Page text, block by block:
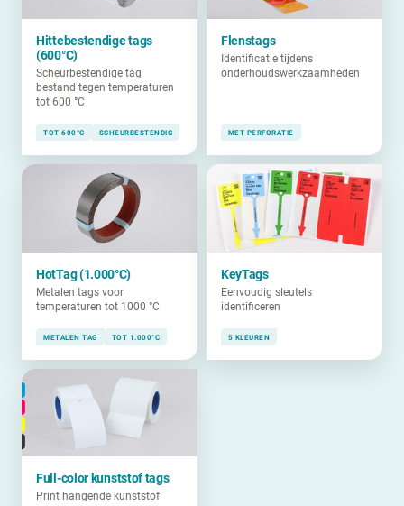
Hittebestendige tags
(600°C)
Scheurbestendige tag
bestand tegen temperaturen
tot 600 °C
TOT 600°C SCHEURBESTENDIG
Flenstags
Identificatie tijdens
onderhoudswerkzaamheden
MET PERFORATIE
HotTag (1.000°C)
Metalen tags voor
temperaturen tot 1000 °C
METALEN TAG TOT 1.000°C
KeyTags
Eenvoudig sleutels
identificeren
5 KLEUREN
Full-color kunststof tags
Print hangende kunststof